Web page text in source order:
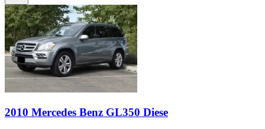
2010 Mercedes Benz GL350 Diese